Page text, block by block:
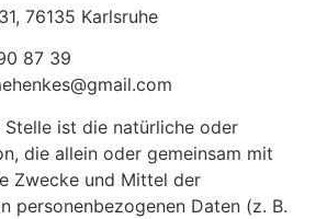
76135 Karlsruhe
87 39
ist die natürliche oder
die allein oder gemeinsam mit
Zwecke und Mittel der
personenbezogenen Daten (z. B.